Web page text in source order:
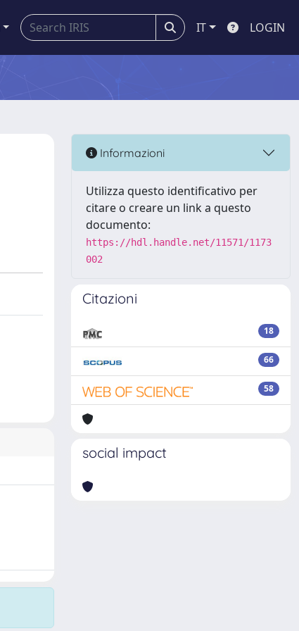
IT LOGIN
Informazioni
Utilizza questo identificativo per
citare o creare un link a questo
documento:
https://hdl.handle.net/11571/1173
002
Citazioni
18
66
58
social impact